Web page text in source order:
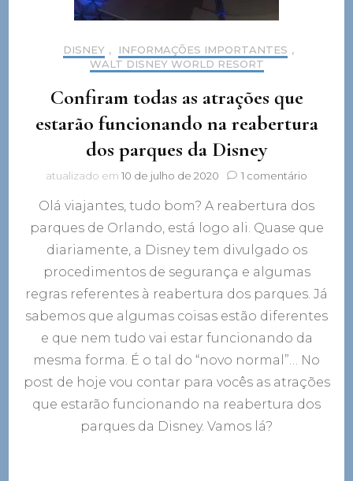
DISNEY , INFORMAÇÕES IMPORTANTES ,
WALT DISNEY WORLD RESORT
Confiram todas as atrações que
estarão funcionando na reabertura
dos parques da Disney
atualizado em 10 de julho de 2020 1 comentário
todas
que
estarão
na
da
Disney
Olá viajantes, tudo bom? A reabertura dos
parques de Orlando, está logo ali. Quase que
diariamente, a Disney tem divulgado os
procedimentos de segurança e algumas
regras referentes à reabertura dos parques. Já
sabemos que algumas coisas estão diferentes
e que nem tudo vai estar funcionando da
mesma forma. É o tal do “novo normal”… No
post de hoje vou contar para vocês as atrações
que estarão funcionando na reabertura dos
parques da Disney. Vamos lá?